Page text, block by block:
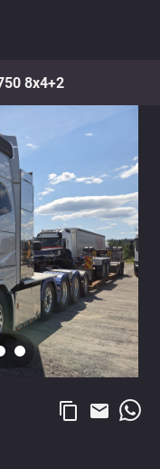
8x4+2
content_copy email